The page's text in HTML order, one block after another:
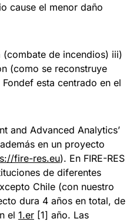
cause el menor daño
(combate de incendios) iii)
(como se reconstruye
esta centrado en el
and Advanced Analytics’
en un proyecto
fire-res.eu). En FIRE-RES
de diferentes
Chile (con nuestro
dura 4 años en total, de
el 1.er [1] año. Las